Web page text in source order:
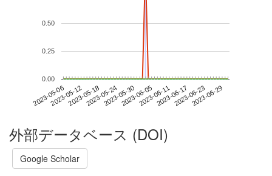
2023-05-062023-05-122023-05-182023-05-242023-05-302023-06-052023-06-112023-06-172023-06-232023-06-29
0.00
0.25
0.50
外部データベース (DOI)
Google Scholar